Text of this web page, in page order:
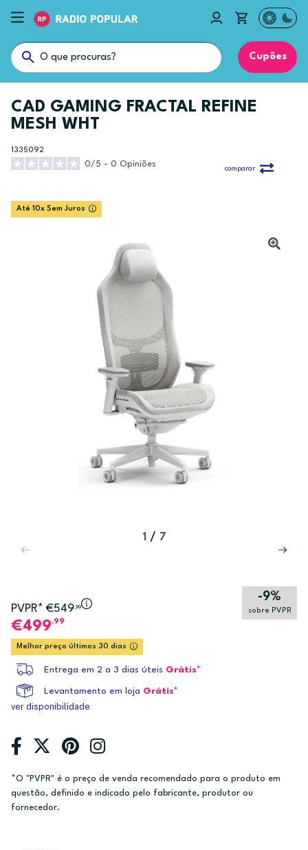
Cupões
CAD GAMING FRACTAL REFINE
MESH WHT
1335092
0/5 - 0 Opiniões
comparar
Até 10x Sem Juros
1 / 7
PVPR* €549,99
-9%
sobre PVPR
499,99
Melhor preço últimos 30 dias
Entrega em 2 a 3 dias úteis Grátis*
Levantamento em loja Grátis*
ver disponibilidade
*O "PVPR" é o preço de venda recomendado para o produto em
questão, definido e indicado pelo fabricante, produtor ou
fornecedor.